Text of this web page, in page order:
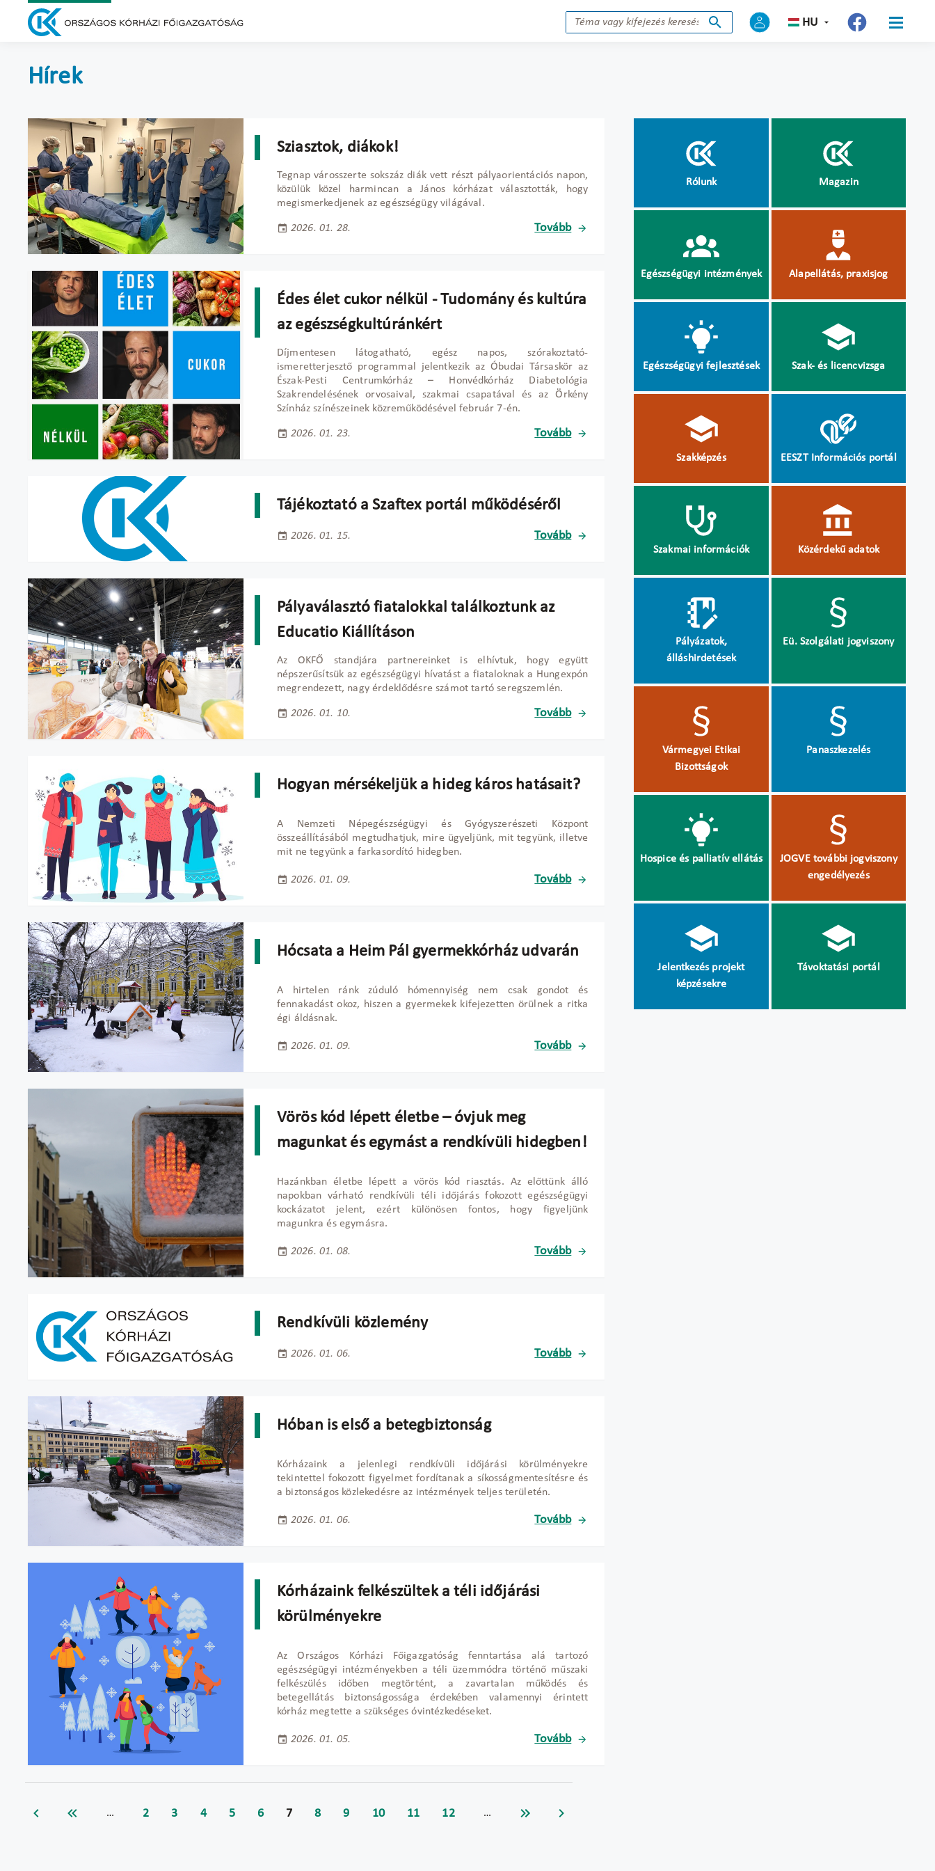
HU
Hírek
Sziasztok, diákok!
Tegnap városszerte sokszáz diák vett részt pályaorientációs napon,
közülük közel harmincan a János kórházat választották, hogy
megismerkedjenek az egészségügy világával.
2026. 01. 28. Tovább
Édes élet cukor nélkül - Tudomány és kultúra
az egészségkultúránkért
Díjmentesen látogatható, egész napos, szórakoztató-
ismeretterjesztő programmal jelentkezik az Óbudai Társaskör az
Észak-Pesti Centrumkórház – Honvédkórház Diabetológia
Szakrendelésének orvosaival, szakmai csapatával és az Örkény
Színház színészeinek közreműködésével február 7-én.
2026. 01. 23. Tovább
Tájékoztató a Szaftex portál működéséről
2026. 01. 15. Tovább
Pályaválasztó fiatalokkal találkoztunk az
Educatio Kiállításon
Az OKFŐ standjára partnereinket is elhívtuk, hogy együtt
népszerűsítsük az egészségügyi hívatást a fiataloknak a Hungexpón
megrendezett, nagy érdeklődésre számot tartó seregszemlén.
2026. 01. 10. Tovább
Hogyan mérsékeljük a hideg káros hatásait?
A Nemzeti Népegészségügyi és Gyógyszerészeti Központ
összeállításából megtudhatjuk, mire ügyeljünk, mit tegyünk, illetve
mit ne tegyünk a farkasordító hidegben.
2026. 01. 09. Tovább
Hócsata a Heim Pál gyermekkórház udvarán
A hirtelen ránk zúduló hómennyiség nem csak gondot és
fennakadást okoz, hiszen a gyermekek kifejezetten örülnek a ritka
égi áldásnak.
2026. 01. 09. Tovább
Vörös kód lépett életbe – óvjuk meg
magunkat és egymást a rendkívüli hidegben!
Hazánkban életbe lépett a vörös kód riasztás. Az el őttünk álló
napokban várható rendkívüli téli időjárás fokozott egészségügyi
kockázatot jelent, ezért különösen fontos, hogy figyeljünk
magunkra és egymásra.
2026. 01. 08. Tovább
Rendkívüli közlemény
2026. 01. 06. Tovább
Hóban is első a betegbiztonság
Kórházaink a jelenlegi rendkívüli időjárási körülményekre
tekintettel fokozott figyelmet fordítanak a síkosságmentesítésre és
a biztonságos közlekedésre az intézmények teljes területén.
2026. 01. 06. Tovább
Kórházaink felkészültek a téli időjárási
körülményekre
Az Országos Kórházi Főigazgatóság fenntartása alá tartozó
egészségügyi intézményekben a téli üzemmódra történő műszaki
felkészülés időben megtörtént, a zavartalan működés és
betegellátás biztonságossága érdekében valamennyi érintett
kórház megtette a szükséges óvintézkedéseket.
2026. 01. 05. Tovább
… 2 3 4 5 6 7 8 9 10 11 12 …
Rólunk Magazin
Egészségügyi intézmények Alapellátás, praxisjog
Egészségügyi fejlesztések Szak- és licencvizsga
Szakképzés EESZT Információs portál
Szakmai információk Közérdekű adatok
Pályázatok,
álláshirdetések
Eü. Szolgálati jogviszony
Vármegyei Etikai
Bizottságok
Panaszkezelés
Hospice és palliatív ellátás
JOGVE további jogviszony
engedélyezés
Jelentkezés projekt
képzésekre
Távoktatási portál